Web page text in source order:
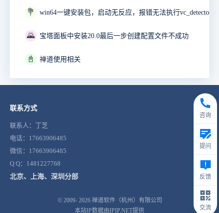
💐
🌄 宝塔面板中安装20.0最后一步创建配置文件不成功
📓 禅道使用相关
联系方式
联系人：丁芝
电话：17663906485
微信：17663906485
Q Q：1481227768
北京、上海、深圳分部
© 2009- 2026 禅道软件（杭州）有限公司
本站IP数据由IPIP.NET提供
咨询
提问
反馈
交流